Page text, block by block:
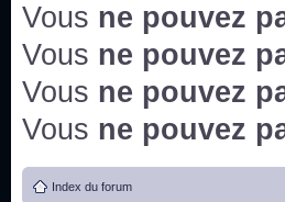
Vous ne pouvez
Vous ne pouvez
Vous ne pouvez
Vous ne pouvez
Index du forum